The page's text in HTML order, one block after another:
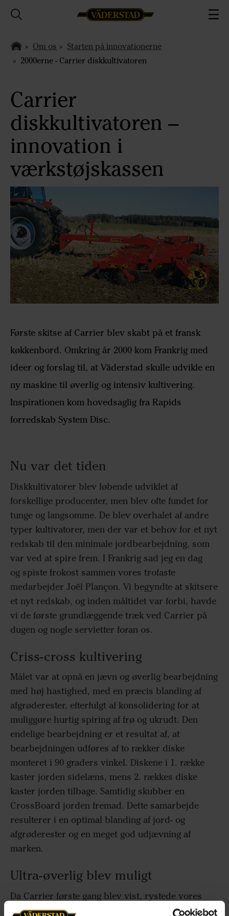
Om os
Starten på innovationerne
2000erne - Carrier diskkultivatoren
Carrier
diskkultivatoren –
innovation i
værkstøjskassen
Første skitse af Carrier blev skabt på et fransk
køkkenbord. Omkring år 2000 kom Frankrig med
ideer og forslag til, at Väderstad skulle udvikle en
ny maskine til øverlig og intensiv kultivering.
Inspirationen kom hovedsaglig fra Rapids
forredskab System Disc.
Nu var det tiden
Diskkultivatorer blev løbende udviklet af
forskellige producenter, men blev ofte fundet for
tunge og langsomme. De blev overhalet af andre
typer kultivatorer, men der var et behov for et nyt
redskab til den minimale jordbearbejdning, som
var ved at spire frem. I Frankrig sad jeg en dag
og spiste frokost sammen vores trofaste
medarbejder Joël Plançon. Vi begyndte at skitsere
et nyt redskab, og inden måltidet var forbi, havde
vi de første grundlæggende træk ved Carrier på
dugen og nogle servietter foran os.
Criss-cross kultivering
Målet var at opnå en jævn og øverlig bearbejdning
med høj hastighed, med en præcis blanding af
afgrøderester, efterfulgt af konsolidering for at
muliggøre hurtig spiring af frø og ukrudt. Den
endelige bearbejdning er et resultat af, at
bearbejdningen udføres af to rækker diske
monteret i 90 graders vinkel. Diskene i 1. række
kaster jorden sidelæns, mens 2. rækkes diske
kaster jorden tilbage. Samtidig skubber en
CrossBoard jorden fremad. Dette samarbejde
resulterer i en optimal blanding af jord- og
afgrøderester og en meget god udjævning af
marken.
Ultra-øverlig blev muligt
Da Carrier første gang blev vist, rystede vores
europæiske konkurrenter på hovedet, fordi de